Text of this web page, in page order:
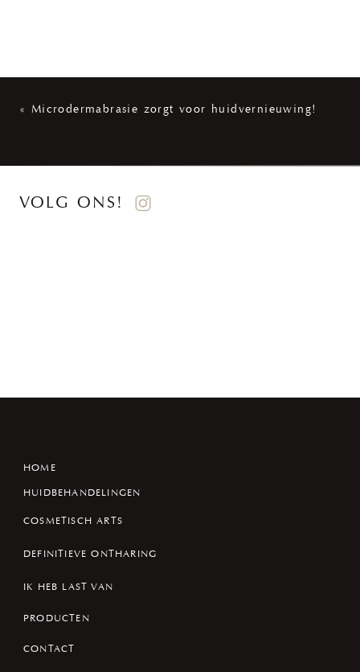
« Microdermabrasie zorgt voor huidvernieuwing!
VOLG ONS!
HOME
HUIDBEHANDELINGEN
COSMETISCH ARTS
DEFINITIEVE ONTHARING
IK HEB LAST VAN
PRODUCTEN
CONTACT